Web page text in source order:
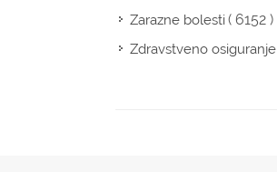
Zarazne bolesti( 6152 )
Zdravstveno osiguranje